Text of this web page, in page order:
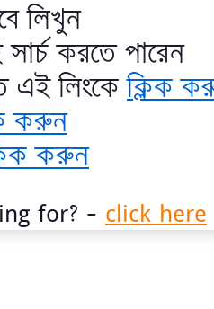
লিখুন
করতে পারেন
এই লিংকেক্লিক
করুন
করুন
for? - click here